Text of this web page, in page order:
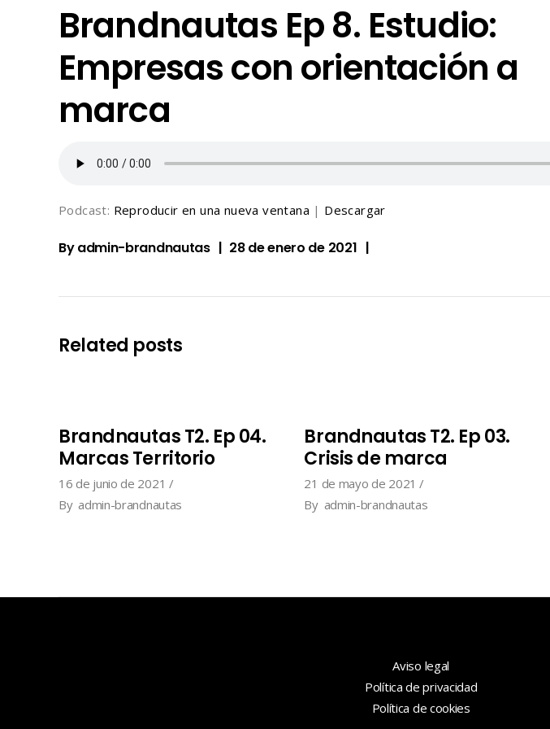
Brandnautas Ep 8. Estudio:
Empresas con orientación a
marca
Podcast: Reproducir en una nueva ventana | Descargar
Byadmin-brandnautas 28 de enero de 2021
Related posts
Brandnautas T2. Ep 04.
Marcas Territorio
16 de junio de 2021
By admin-brandnautas
Brandnautas T2. Ep 03.
Crisis de marca
21 de mayo de 2021
By admin-brandnautas
Aviso legal
Política de privacidad
Política de cookies